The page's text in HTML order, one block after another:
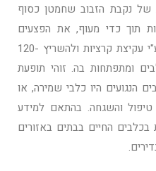
של נקבת הזבוב שחמטן כסוף
תוך כדי מעוף, את הפצעים
הזעירים ביותר בכלבים, הנוצרים ע"י עקיצת קרציות ולהשריץ 120-
ומתפתחות בה. זוהי תופעת
הנגועים היו כלבי שמירה, או
והשגחה. בהתאם למידע
בכלבים החיים בבתים באזורים